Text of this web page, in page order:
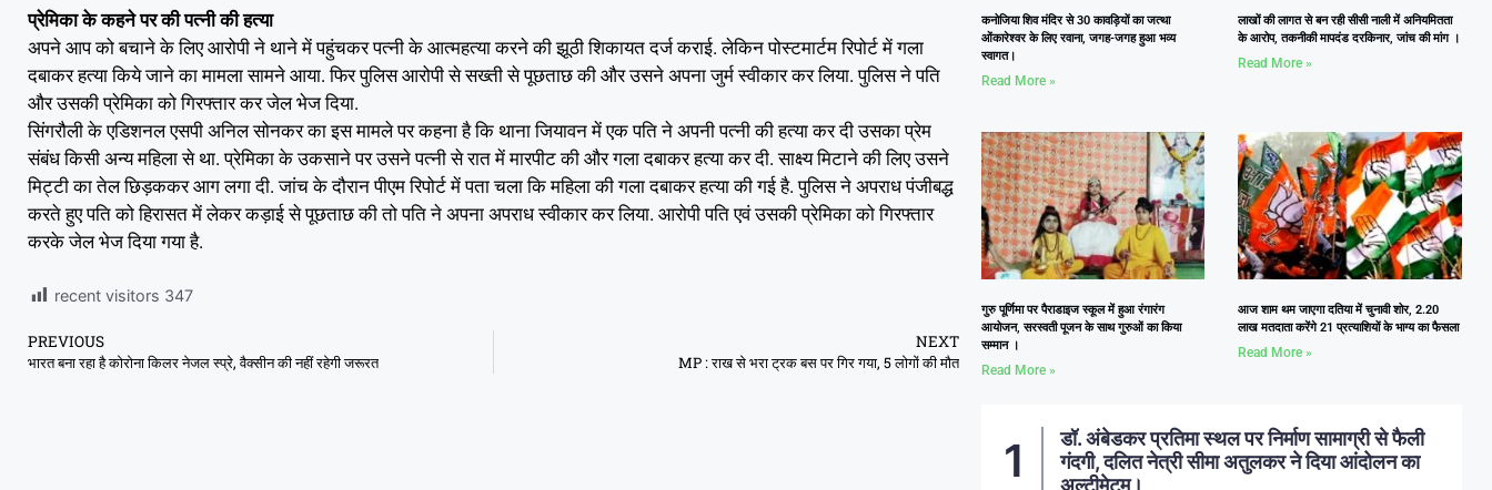
प्रेमिका के कहने पर की पत्नी की हत्या
अपने आप को बचाने के लिए आरोपी ने थाने में पहुंचकर पत्नी के आत्महत्या करने की झूठी शिकायत दर्ज कराई. लेकिन पोस्टमार्टम रिपोर्ट में गला
दबाकर हत्या किये जाने का मामला सामने आया. फिर पुलिस आरोपी से सख्ती से पूछताछ की और उसने अपना जुर्म स्वीकार कर लिया. पुलिस ने पति
और उसकी प्रेमिका को गिरफ्तार कर जेल भेज दिया.
सिंगरौली के एडिशनल एसपी अनिल सोनकर का इस मामले पर कहना है कि थाना जियावन में एक पति ने अपनी पत्नी की हत्या कर दी उसका प्रेम
संबंध किसी अन्य महिला से था. प्रेमिका के उकसाने पर उसने पत्नी से रात में मारपीट की और गला दबाकर हत्या कर दी. साक्ष्य मिटाने की लिए उसने
मिट्टी का तेल छिड़ककर आग लगा दी. जांच के दौरान पीएम रिपोर्ट में पता चला कि महिला की गला दबाकर हत्या की गई है. पुलिस ने अपराध पंजीबद्ध
करते हुए पति को हिरासत में लेकर कड़ाई से पूछताछ की तो पति ने अपना अपराध स्वीकार कर लिया. आरोपी पति एवं उसकी प्रेमिका को गिरफ्तार
करके जेल भेज दिया गया है.
recent visitors 347
PREVIOUS
भारत बना रहा है कोरोना किलर नेजल स्प्रे, वैक्सीन की नहीं रहेगी जरूरत
NEXT
MP : राख से भरा ट्रक बस पर गिर गया, 5 लोगों की मौत
कनोजिया शिव मंदिर से 30 कावड़ियों का जत्था
ओंकारेश्वर के लिए रवाना, जगह-जगह हुआ भव्य
स्वागत।
Read More »
लाखों की लागत से बन रही सीसी नाली में अनियमितता
के आरोप, तकनीकी मापदंड दरकिनार, जांच की मांग ।
Read More »
गुरु पूर्णिमा पर पैराडाइज स्कूल में हुआ रंगारंग
आयोजन, सरस्वती पूजन के साथ गुरुओं का किया
सम्मान ।
Read More »
आज शाम थम जाएगा दतिया में चुनावी शोर, 2.20
लाख मतदाता करेंगे 21 प्रत्याशियों के भाग्य का फैसला
Read More »
डॉ. अंबेडकर प्रतिमा स्थल पर निर्माण सामाग्री से फैली
गंदगी, दलित नेत्री सीमा अतुलकर ने दिया आंदोलन का
अल्टीमेटम।